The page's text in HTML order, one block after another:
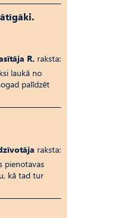
R. raksta:
laukā no
palīdzēt
raksta:
pienotavas
kā tad tur